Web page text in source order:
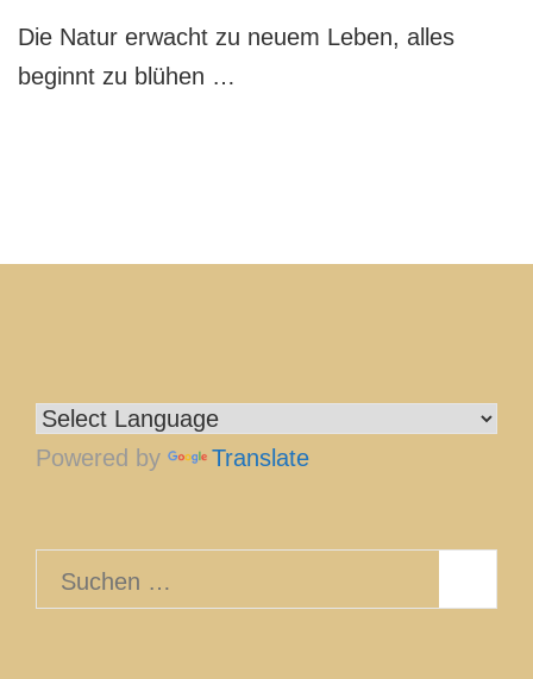
Bergis
Die Natur erwacht zu neuem Leben, alles
beginnt zu blühen …
Powered by Translate
Suchen